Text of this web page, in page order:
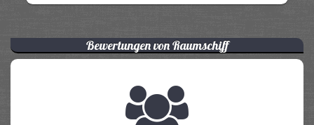
Bewertungen von Raumschiff